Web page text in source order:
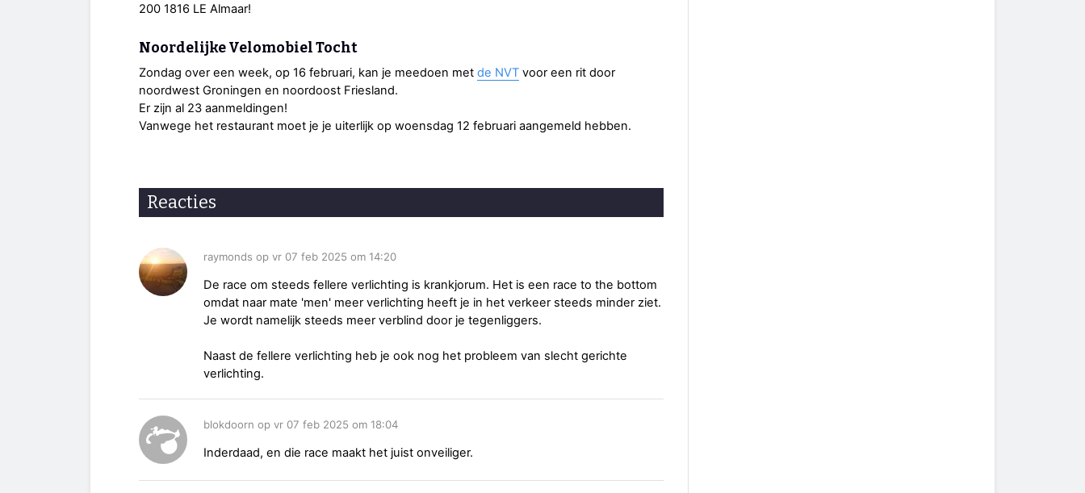
200 1816 LE Almaar!
Noordelijke Velomobiel Tocht
Zondag over een week, op 16 februari, kan je meedoen met de NVT voor een rit door
noordwest Groningen en noordoost Friesland.
Er zijn al 23 aanmeldingen!
Vanwege het restaurant moet je je uiterlijk op woensdag 12 februari aangemeld hebben.
Reacties
raymonds op vr 07 feb 2025 om 14:20
De race om steeds fellere verlichting is krankjorum. Het is een race to the bottom
omdat naar mate 'men' meer verlichting heeft je in het verkeer steeds minder ziet.
Je wordt namelijk steeds meer verblind door je tegenliggers.
Naast de fellere verlichting heb je ook nog het probleem van slecht gerichte
verlichting.
blokdoorn op vr 07 feb 2025 om 18:04
Inderdaad, en die race maakt het juist onveiliger.